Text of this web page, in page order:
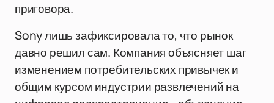
приговора.
Sony лишь зафиксировала то, что рынок
давно решил сам. Компания объясняет шаг
изменением потребительских привычек и
общим курсом индустрии развлечений на